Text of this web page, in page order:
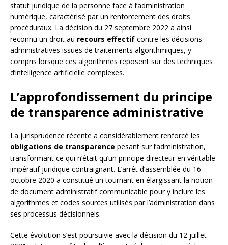
statut juridique de la personne face à l’administration
numérique, caractérisé par un renforcement des droits
procéduraux. La décision du 27 septembre 2022 a ainsi
reconnu un droit au recours effectif contre les décisions
administratives issues de traitements algorithmiques, y
compris lorsque ces algorithmes reposent sur des techniques
d’intelligence artificielle complexes.
L’approfondissement du principe
de transparence administrative
La jurisprudence récente a considérablement renforcé les
obligations de transparence pesant sur l’administration,
transformant ce qui n’était qu’un principe directeur en véritable
impératif juridique contraignant. L’arrêt d’assemblée du 16
octobre 2020 a constitué un tournant en élargissant la notion
de document administratif communicable pour y inclure les
algorithmes et codes sources utilisés par l’administration dans
ses processus décisionnels.
Cette évolution s’est poursuivie avec la décision du 12 juillet